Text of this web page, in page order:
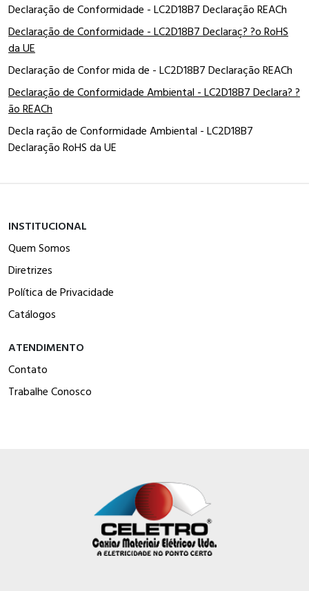
Declaração de Conformidade - LC2D18B7 Declaração REACh
Declaração de Conformidade - LC2D18B7 Declaraç? ?o RoHS
da UE
Declaração de Confor mida de - LC2D18B7 Declaração REACh
Declaração de Conformidade Ambiental - LC2D18B7 Declara? ?
ão REACh
Decla ração de Conformidade Ambiental - LC2D18B7
Declaração RoHS da UE
INSTITUCIONAL
Quem Somos
Diretrizes
Política de Privacidade
Catálogos
ATENDIMENTO
Contato
Trabalhe Conosco